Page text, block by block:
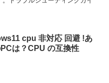
cpu 非対応 回避 !あ
は？CPU の互換性